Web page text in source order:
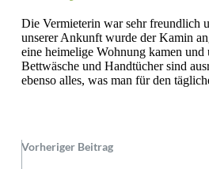
Die Vermieterin war sehr freundlich
unserer Ankunft wurde der Kamin
eine heimelige Wohnung kamen
Bettwäsche und Handtücher sind
ebenso alles, was man für den
Vorheriger Beitrag